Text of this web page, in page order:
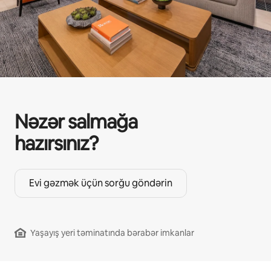
Nəzər salmağa
hazırsınız?
Evi gəzmək üçün sorğu göndərin
Yaşayış yeri təminatında bərabər imkanlar